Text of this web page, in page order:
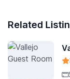
Related